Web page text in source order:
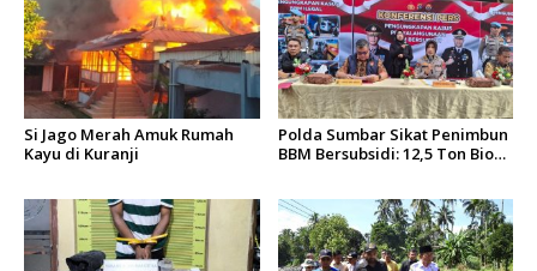
Si Jago Merah Amuk Rumah
Kayu di Kuranji
Polda Sumbar Sikat Penimbun
BBM Bersubsidi: 12,5 Ton Bio